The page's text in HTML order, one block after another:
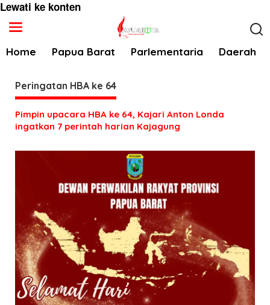
Lewati ke konten
Home Papua Barat Parlementaria Daerah
Peringatan HBA ke 64
Pimpin upacara HBA ke 64, Kajari Anton Londa
ingatkan 7 perintah harian Kajagung